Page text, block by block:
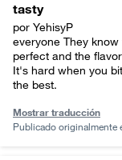
tasty
por YehisyP
everyone They
perfect and the
It's hard when you
the best.
Mostrar traducción
Publicado originalmente